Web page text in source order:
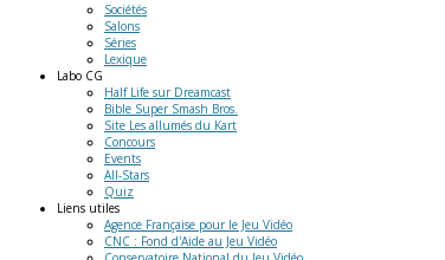
Sociétés
Salons
Séries
Lexique
Labo CG
Half Life sur Dreamcast
Bible Super Smash Bros.
Site Les allumés du Kart
Concours
Events
All-Stars
Quiz
Liens utiles
Agence Française pour le Jeu Vidéo
CNC : Fond d'Aide au Jeu Vidéo